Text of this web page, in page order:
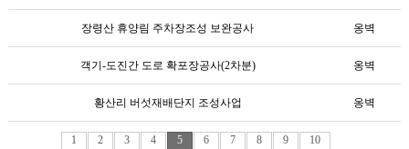
장령산 휴양림 주차장조성 보완공사 옹벽
객기-도진간 도로 확포장공사(2차분) 옹벽
황산리 버섯재배단지 조성사업 옹벽
1 2 3 4 5 6 7 8 9 10